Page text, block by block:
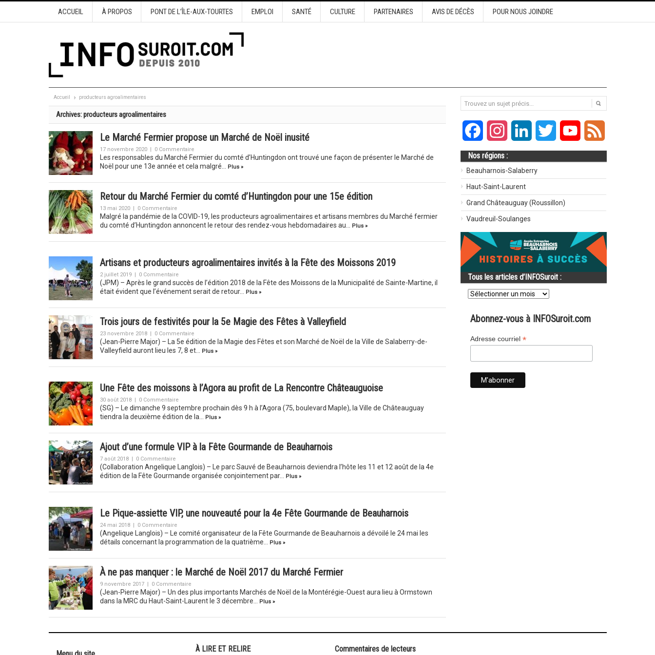
ACCUEIL À PROPOS PONT DE L’ÎLE-AUX-TOURTES EMPLOI SANTÉ CULTURE PARTENAIRES AVIS DE DÉCÈS POUR NOUS JOINDRE
Accueil producteurs agroalimentaires
Archives:producteurs agroalimentaires
Le Marché Fermier propose un Marché de Noël inusité
17 novembre 2020 | 0 Commentaire
Les responsables du Marché Fermier du comté d’Huntingdon ont trouvé une façon de présenter le Marché de
Noël pour une 13e année et cela malgré…
Plus »
Retour du Marché Fermier du comté d’Huntingdon pour une 15e édition
13 mai 2020 | 0 Commentaire
Malgré la pandémie de la COVID-19, les producteurs agroalimentaires et artisans membres du Marché fermier
du comté d’Huntingdon annoncent le retour des rendez-vous hebdomadaires au…
Plus »
Artisans et producteurs agroalimentaires invités à la Fête des Moissons 2019
2 juillet 2019 | 0 Commentaire
(JPM) – Après le grand succès de l’édition 2018 de la Fête des Moissons de la Municipalité de Sainte-Martine, il
était évident que l’événement serait de retour…
Plus »
Trois jours de festivités pour la 5e Magie des Fêtes à Valleyfield
23 novembre 2018 | 0 Commentaire
(Jean-Pierre Major) – La 5e édition de la Magie des Fêtes et son Marché de Noël de la Ville de Salaberry-de-
Valleyfield auront lieu les 7, 8 et…
Plus »
Une Fête des moissons à l’Agora au profit de La Rencontre Châteauguoise
30 août 2018 | 0 Commentaire
(SG) – Le dimanche 9 septembre prochain dès 9 h à l’Agora (75, boulevard Maple), la Ville de Châteauguay
tiendra la deuxième édition de la…
Plus »
Ajout d’une formule VIP à la Fête Gourmande de Beauharnois
7 août 2018 | 0 Commentaire
(Collaboration Angelique Langlois) – Le parc Sauvé de Beauharnois deviendra l’hôte les 11 et 12 août de la 4e
édition de la Fête Gourmande organisée conjointement par…
Plus »
Le Pique-assiette VIP, une nouveauté pour la 4e Fête Gourmande de Beauharnois
24 mai 2018 | 0 Commentaire
(Angelique Langlois) – Le comité organisateur de la Fête Gourmande de Beauharnois a dévoilé le 24 mai les
détails concernant la programmation de la quatrième…
Plus »
À ne pas manquer : le Marché de Noël 2017 du Marché Fermier
9 novembre 2017 | 0 Commentaire
(Jean-Pierre Major) – Un des plus importants Marchés de Noël de la Montérégie-Ouest aura lieu à Ormstown
dans la MRC du Haut-Saint-Laurent le 3 décembre…
Plus »
FacebookInstagramLinkedIn Twitter YouTube
Nos régions :
Beauharnois-Salaberry
Haut-Saint-Laurent
Grand Châteauguay (Roussillon)
Vaudreuil-Soulanges
Tous les articles d’INFOSuroit :
Tous
les
d’INFOSuroit
Abonnez-vous à INFOSuroit.com
Adresse courriel *
À LIRE ET RELIRE Commentaires de lecteurs